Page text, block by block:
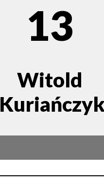
13
Witold